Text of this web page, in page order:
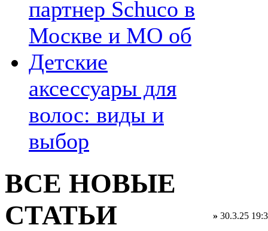
партнер Schuco в
Москве и МО об
Детские
аксессуары для
волос: виды и
выбор
ВСЕ НОВЫЕ
СТАТЬИ
» 30.3.25